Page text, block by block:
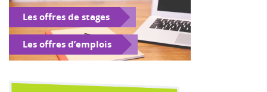
Les offres de stages
Les offres d’emplois